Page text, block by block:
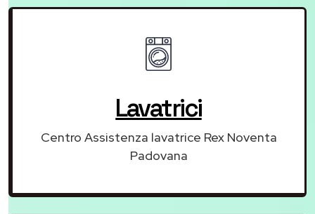
Lavatrici
Centro Assistenza lavatrice Rex Noventa
Padovana